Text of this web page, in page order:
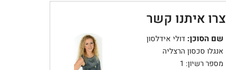
צרו איתנו קשר
שם הסוכן: דולי אידלסון
אנגלו סכסון הרצליה
מספר רשיון: 1